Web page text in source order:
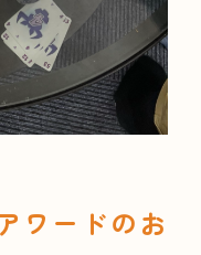
ワードのお